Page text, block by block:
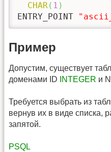
CHAR( 1 )
ENTRY_POINT
Пример
Допустим, существует
доменами ID
INTEGER и
Требуется выбрать из
вернув их в виде списка,
запятой.
PSQL